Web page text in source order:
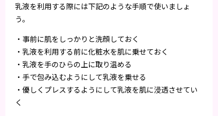
乳液を利用する際には下記のような手順で使いましょ
う。
・事前に肌をしっかりと洗顔しておく
・乳液を利用する前に化粧水を肌に乗せておく
・乳液を手のひらの上に取り温める
・手で包み込むようにして乳液を乗せる
・優しくプレスするようにして乳液を肌に浸透させてい
く